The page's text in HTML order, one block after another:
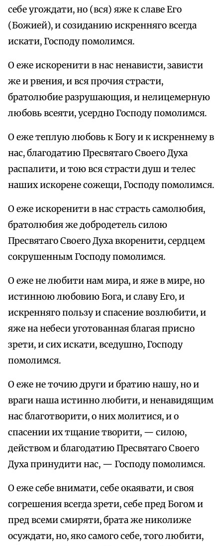
себе угождати, но (вся) яже к славе Его
(Божией), и созиданию искренняго всегда
искати, Господу помолимся.
О еже искоренити в нас ненависти, зависти
же и рвения, и вся прочия страсти,
братолюбие разрушающия, и нелицемерную
любовь всеяти, усердно Господу помолимся.
О еже теплую любовь к Богу и к искреннему в
нас, благодатию Пресвятаго Своего Духа
распалити, и тою вся страсти душ и телес
наших искорене сожещи, Господу помолимся.
О еже искоренити в нас страсть самолюбия,
братолюбия же добродетель силою
Пресвятаго Своего Духа вкоренити, сердцем
сокрушенным Господу помолимся.
О еже не любити нам мира, и яже в мире, но
истинною любовию Бога, и славу Его, и
искренняго пользу и спасение возлюбити, и
яже на небеси уготованная благая присно
зрети, и сих искати, вседушно, Господу
помолимся.
О еже не точию други и братию нашу, но и
враги наша истинно любити, и ненавидящим
нас благотворити, о них молитися, и о
спасении их тщание творити, — силою,
действом и благодатию Пресвятаго Своего
Духа принудити нас, — Господу помолимся.
О еже себе внимати, себе окаявати, и своя
согрешения всегда зрети, себе пред Богом и
пред всеми смиряти, брата же николиже
осуждати, но, яко самого себе, того любити,